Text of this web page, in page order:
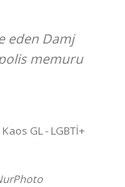
eden Damj
memuru